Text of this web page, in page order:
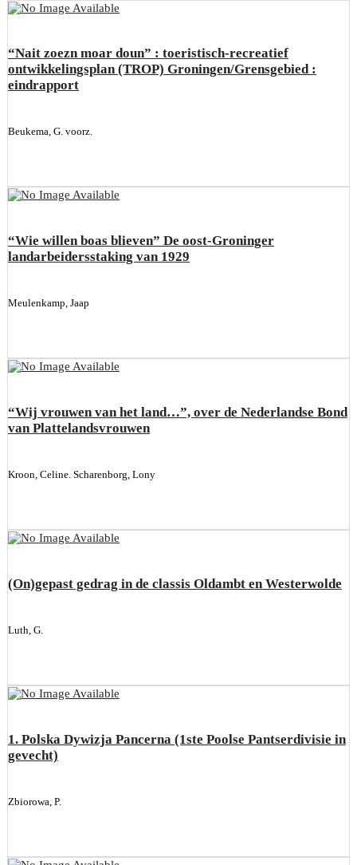
“Nait zoezn moar doun” : toeristisch-recreatief
ontwikkelingsplan (TROP) Groningen/Grensgebied :
eindrapport
Beukema, G. voorz.
“Wie willen boas blieven” De oost-Groninger
landarbeidersstaking van 1929
Meulenkamp, Jaap
“Wij vrouwen van het land…”, over de Nederlandse Bond
van Plattelandsvrouwen
Kroon, Celine. Scharenborg, Lony
(On)gepast gedrag in de classis Oldambt en Westerwolde
Luth, G.
1. Polska Dywizja Pancerna (1ste Poolse Pantserdivisie in
gevecht)
Zbiorowa, P.